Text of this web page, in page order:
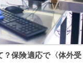
？保険適応で〈体外受